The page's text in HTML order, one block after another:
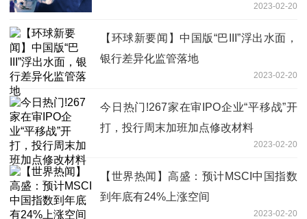
2023-02-20
【环球新要闻】中国版“巴III”浮出水面，
银行差异化监管落地
2023-02-20
今日热门!267家在审IPO企业“平移战”开
打，投行周末加班加点修改材料
2023-02-20
【世界热闻】高盛：预计MSCI中国指数
到年底有24%上涨空间
2023-02-20